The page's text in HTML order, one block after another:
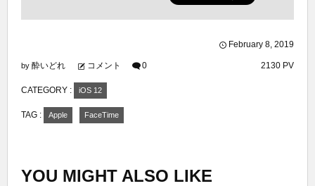
February 8 2019
by 酔いどれ コメント 0 2130 PV
CATEGORY : iOS 12
TAG : Apple FaceTime
YOU MIGHT ALSO LIKE